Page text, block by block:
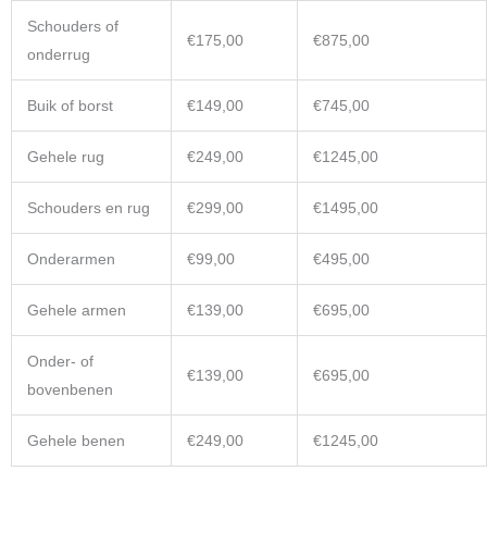
Schouders of
onderrug
€175,00 €875,00
Buik of borst €149,00 €745,00
Gehele rug €249,00 €1245,00
Schouders en rug €299,00 €1495,00
Onderarmen €99,00 €495,00
Gehele armen €139,00 €695,00
Onder- of
bovenbenen
€139,00 €695,00
Gehele benen €249,00 €1245,00